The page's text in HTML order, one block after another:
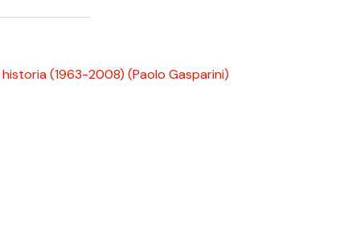
historia (1963-2008) (Paolo Gasparini)